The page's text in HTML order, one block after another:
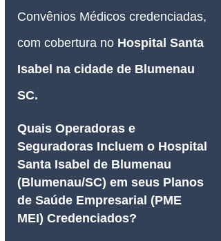
Convênios Médicos credenciadas,
com cobertura no Hospital Santa
Isabel na cidade de Blumenau
SC.
Quais Operadoras e
Seguradoras Incluem o Hospital
Santa Isabel de Blumenau
(Blumenau/SC) em seus Planos
de Saúde Empresarial (PME
MEI) Credenciados?